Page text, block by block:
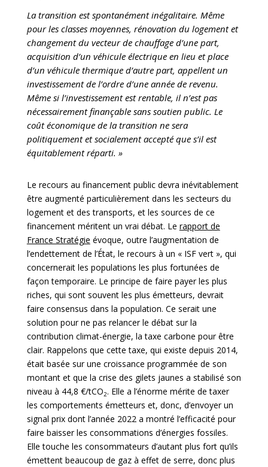
La transition est spontanément inégalitaire. Même
pour les classes moyennes, rénovation du logement et
changement du vecteur de chauffage d’une part,
acquisition d’un véhicule électrique en lieu et place
d’un véhicule thermique d’autre part, appellent un
investissement de l’ordre d’une année de revenu.
Même si l’investissement est rentable, il n’est pas
nécessairement finançable sans soutien public. Le
coût économique de la transition ne sera
politiquement et socialement accepté que s’il est
équitablement réparti. »
Le recours au financement public devra inévitablement
être augmenté particulièrement dans les secteurs du
logement et des transports, et les sources de ce
financement méritent un vrai débat. Le rapport de
France Stratégie évoque, outre l’augmentation de
l’endettement de l’État, le recours à un « ISF vert », qui
concernerait les populations les plus fortunées de
façon temporaire. Le principe de faire payer les plus
riches, qui sont souvent les plus émetteurs, devrait
faire consensus dans la population. Ce serait une
solution pour ne pas relancer le débat sur la
contribution climat-énergie, la taxe carbone pour être
clair. Rappelons que cette taxe, qui existe depuis 2014,
était basée sur une croissance programmée de son
montant et que la crise des gilets jaunes a stabilisé son
niveau à 44,8 €/tCO2. Elle a l’énorme mérite de taxer
les comportements émetteurs et, donc, d’envoyer un
signal prix dont l’année 2022 a montré l’efficacité pour
faire baisser les consommations d’énergies fossiles.
Elle touche les consommateurs d’autant plus fort qu’ils
émettent beaucoup de gaz à effet de serre, donc plus